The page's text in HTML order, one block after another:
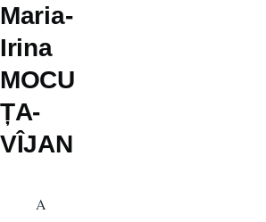
Maria-
Irina
MOCU
ȚA-
VÎJAN
A